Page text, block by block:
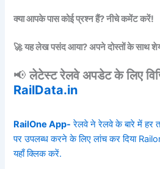
क्या आपके पास कोई प्रश्न हैं? नीचे कमेंट करें!
🚀 यह लेख पसंद आया? अपने दोस्तों के साथ
📢लेटेस्ट रेलवे अपडेट के लिए
RailData.in
RailOne App- रेलवे ने रेलवे के बारे में हर
पर उपलब्ध करने के लिए लांच कर दिया
यहाँ क्लिक करें.